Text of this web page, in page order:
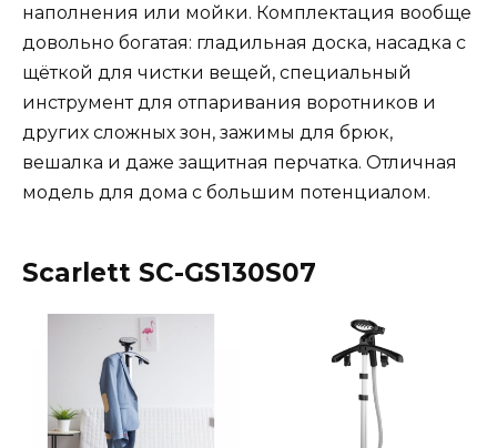
наполнения или мойки. Комплектация вообще
довольно богатая: гладильная доска, насадка с
щёткой для чистки вещей, специальный
инструмент для отпаривания воротников и
других сложных зон, зажимы для брюк,
вешалка и даже защитная перчатка. Отличная
модель для дома с большим потенциалом.
Scarlett SC-GS130S07